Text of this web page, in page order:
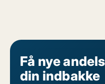
Få nye
din indbakke